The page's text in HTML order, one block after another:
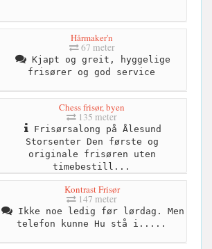
Hårmaker'n
67 meter
Kjapt og greit, hyggelige
frisører og god service
Chess frisør, byen
135 meter
Frisørsalong på Ålesund
Storsenter Den første og
originale frisøren uten
timebestill...
Kontrast Frisør
147 meter
Ikke noe ledig før lørdag. Men
telefon kunne Hu stå i.....